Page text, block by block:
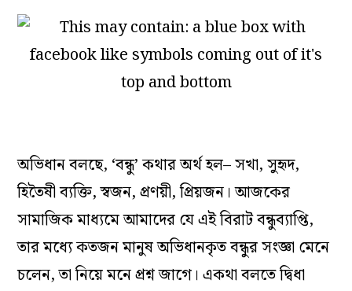
অভিধান বলছে, ‘বন্ধু’ কথার অর্থ হল– সখা, সুহৃদ,
হিতৈষী ব্যক্তি, স্বজন, প্রণয়ী, প্রিয়জন। আজকের
সামাজিক মাধ্যমে আমাদের যে এই বিরাট বন্ধুব্যাপ্তি,
তার মধ্যে কতজন মানুষ অভিধানকৃত বন্ধুর সংজ্ঞা মেনে
চলেন, তা নিয়ে মনে প্রশ্ন জাগে। একথা বলতে দ্বিধা